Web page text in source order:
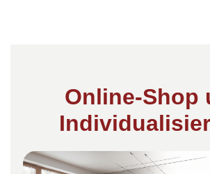
Online-Shop